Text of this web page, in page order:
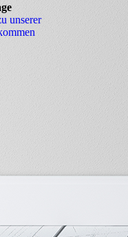
unserer